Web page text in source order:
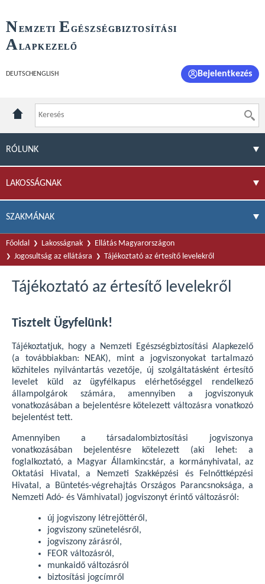
NEMZETI E GÉSZSÉGBIZTOSÍTÁSI
ALAPKEZELŐ
DEUTSCH ENGLISH Bejelentkezés
RÓLUNK
LAKOSSÁGNAK
SZAKMÁNAK
Főoldal Lakosságnak
Ellátás Magyarországon
Jogosultság az ellátásra
Tájékoztató az értesítő levelekről
Tájékoztató az értesítő levelekről
Tisztelt Ügyfelünk!
Tájékoztatjuk, hogy a Nemzeti Egészségbiztosítási Alapkezelő
(a továbbiakban: NEAK), mint a jogviszonyokat tartalmazó
közhiteles nyilvántartás vezetője, új szolgáltatásként értesítő
levelet küld az ügyfélkapus elérhetőséggel rendelkező
állampolgárok számára, amennyiben a jogviszonyuk
vonatkozásában a bejelentésre kötelezett változásra vonatkozó
bejelentést tett.
Amennyiben a társadalombiztosítási jogviszonya
vonatkozásában bejelentésre kötelezett (aki lehet: a
foglalkoztató, a Magyar Államkincstár, a kormányhivatal, az
Oktatási Hivatal, a Nemzeti Szakképzési és Felnőttképzési
Hivatal, a Büntetés-végrehajtás Országos Parancsnoksága, a
Nemzeti Adó- és Vámhivatal) jogviszonyt érintő változásról:
új jogviszony létrejöttéről,
jogviszony szünetelésről,
jogviszony zárásról,
FEOR változásról,
munkaidő változásról
biztosítási jogcímről